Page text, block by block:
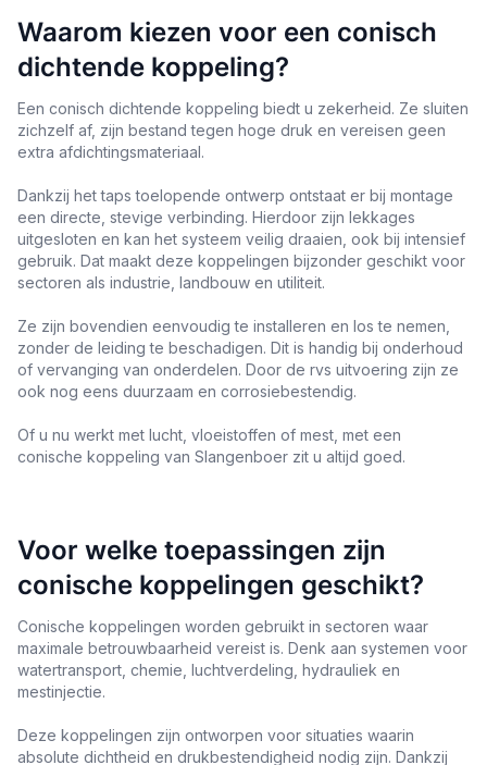
Waarom kiezen voor een conisch
dichtende koppeling?
Een conisch dichtende koppeling biedt u zekerheid. Ze sluiten
zichzelf af, zijn bestand tegen hoge druk en vereisen geen
extra afdichtingsmateriaal.
Dankzij het taps toelopende ontwerp ontstaat er bij montage
een directe, stevige verbinding. Hierdoor zijn lekkages
uitgesloten en kan het systeem veilig draaien, ook bij intensief
gebruik. Dat maakt deze koppelingen bijzonder geschikt voor
sectoren als industrie, landbouw en utiliteit.
Ze zijn bovendien eenvoudig te installeren en los te nemen,
zonder de leiding te beschadigen. Dit is handig bij onderhoud
of vervanging van onderdelen. Door de rvs uitvoering zijn ze
ook nog eens duurzaam en corrosiebestendig.
Of u nu werkt met lucht, vloeistoffen of mest, met een
conische koppeling van Slangenboer zit u altijd goed.
Voor welke toepassingen zijn
conische koppelingen geschikt?
Conische koppelingen worden gebruikt in sectoren waar
maximale betrouwbaarheid vereist is. Denk aan systemen voor
watertransport, chemie, luchtverdeling, hydrauliek en
mestinjectie.
Deze koppelingen zijn ontworpen voor situaties waarin
absolute dichtheid en drukbestendigheid nodig zijn. Dankzij